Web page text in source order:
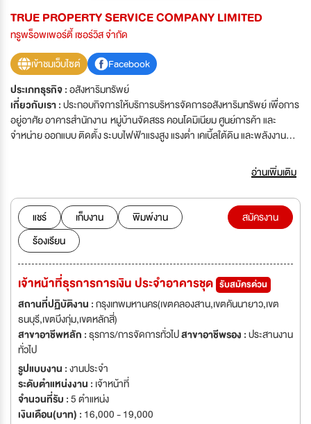
TRUE PROPERTY SERVICE COMPANY LIMITED
ทรูพร็อพเพอร์ตี้ เซอร์วิส จำกัด
เข้าชมเว็บไซต์
Facebook
ประเภทธุรกิจ :อสังหาริมทรัพย์
เกี่ยวกับเรา :ประกอบกิจการให้บริการบริหารจัดการอสังหาริมทรัพย์ เพื่อการ
อยู่อาศัย อาคารสำนักงาน หมู่บ้านจัดสรร คอนโดมิเนียม ศูนย์การค้า และ
จำหน่าย ออกแบบ ติดตั้ง ระบบไฟฟ้าแรงสูง แรงต่ำ เคเบิ้ลใต้ดิน และพลังงาน
อ่านเพิ่มเติม
แชร์ เก็บงาน
พิมพ์งาน
ร้องเรียน
สมัครงาน
เจ้าหน้าที่ธุรการการเงิน ประจำอาคารชุด รับสมัครด่วน
สถานที่ปฏิบัติงาน :กรุงเทพมหานคร(เขตคลองสาน,เขตคันนายาว,เขต
ธนบุรี,เขตบึงกุ่ม,เขตหลักสี่)
สาขาอาชีพหลัก :ธุรการ/การจัดการทั่วไปสาขาอาชีพรอง :ประสานงาน
ทั่วไป
รูปแบบงาน :งานประจำ
ระดับตำแหน่งงาน : เจ้าหน้าที่
จำนวนที่รับ :5 ตำแหน่ง
เงินเดือน(บาท) : 16,000 - 19,000